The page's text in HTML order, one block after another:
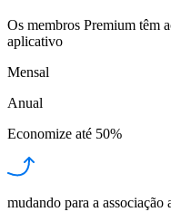
Os membros Premium têm
aplicativo
Mensal
Anual
Economize até 50%
mudando para a associação